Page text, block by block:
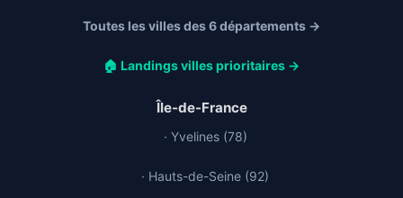
Toutes les villes des 6 départements →
🏠 Landings villes prioritaires →
Île-de-France
· Yvelines (78)
· Hauts-de-Seine (92)